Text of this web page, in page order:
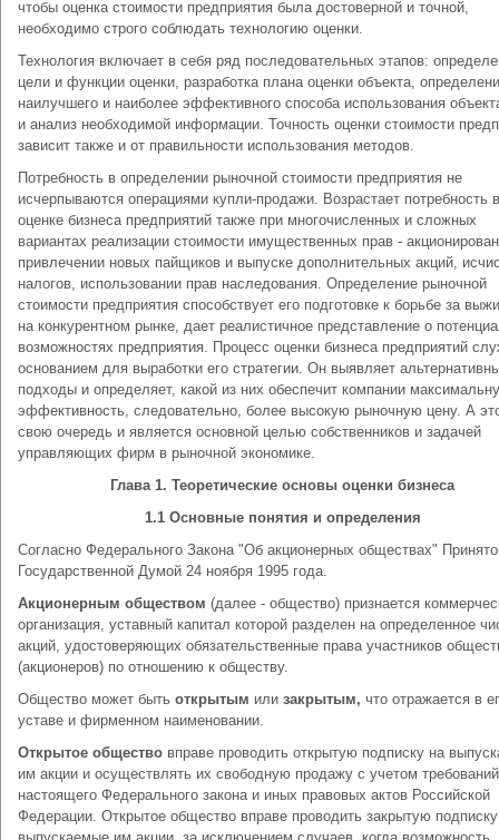
чтобы оценка стоимости предприятия была достоверной и точной,
необходимо строго соблюдать технологию оценки.
Технология включает в себя ряд последовательных этапов:
цели и функции оценки, разработка плана оценки объекта,
наилучшего и наиболее эффективного способа использования
и анализ необходимой информации. Точность оценки стоимости
зависит также и от правильности использования методов.
Потребность в определении рыночной стоимости предприятия не
исчерпываются операциями купли-продажи. Возрастает потребность в
оценке бизнеса предприятий также при многочисленных и сложных
вариантах реализации стоимости имущественных прав -
привлечении новых пайщиков и выпуске дополнительных акций,
налогов, использовании прав наследования. Определение рыночной
стоимости предприятия способствует его подготовке к борьбе за
на конкурентном рынке, дает реалистичное представление о
возможностях предприятия. Процесс оценки бизнеса предприятий
основанием для выработки его стратегии. Он выявляет
подходы и определяет, какой из них обеспечит компании
эффективность, следовательно, более высокую рыночную цену. А
свою очередь и является основной целью собственников и задачей
управляющих фирм в рыночной экономике.
Глава 1. Теоретические основы оценки бизнеса
1.1 Основные понятия и определения
Согласно Федерального Закона "Об акционерных обществах"
Государственной Думой 24 ноября 1995 года.
Акционерным обществом (далее - общество) признается
организация, уставный капитал которой разделен на определенное
акций, удостоверяющих обязательственные права участников
(акционеров) по отношению к обществу.
Общество может быть открытым или закрытым, что отражается в
уставе и фирменном наименовании.
Открытое общество вправе проводить открытую подписку на
им акции и осуществлять их свободную продажу с учетом требований
настоящего Федерального закона и иных правовых актов Российской
Федерации. Открытое общество вправе проводить закрытую